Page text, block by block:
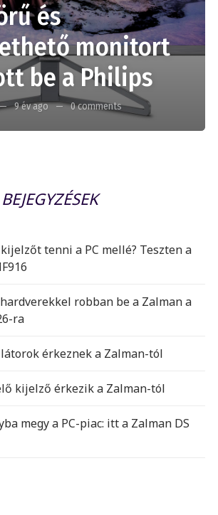
és
monitort
be a Philips
9 év ago 0 comments
tenni a PC mellé? Teszten a
robban be a Zalman a
ra
érkeznek a Zalman-tól
kijelző érkezik a Zalman-tól
megy a PC-piac: itt a Zalman DS